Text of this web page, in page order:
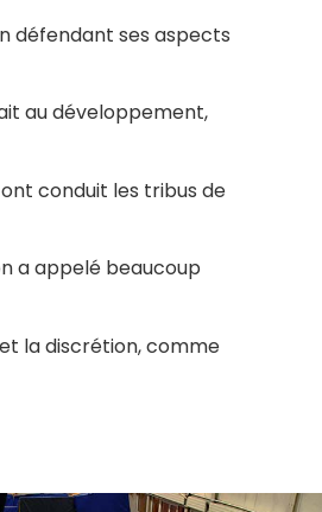
défendant ses aspects
au développement,
conduit les tribus de
a appelé beaucoup
la discrétion, comme